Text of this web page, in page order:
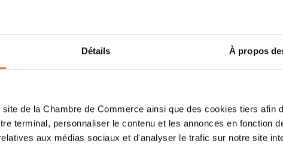
Détails À propos
de la Chambre de Commerce ainsi que des cookies tiers afin
terminal, personnaliser le contenu et les annonces en fonction
aux médias sociaux et d'analyser le trafic sur notre site
In his welcome address, Fernand Ernster,
Commerce highlighted the strong and
Luxembourg and China, underlining its dynamic
emphasized Luxembourg’s international
driven economy, and its recognised expertise
logistics, space technologies, digital innovation,
Participants gained insights into Luxembourg’s
by presentations from the Chinese mayors,